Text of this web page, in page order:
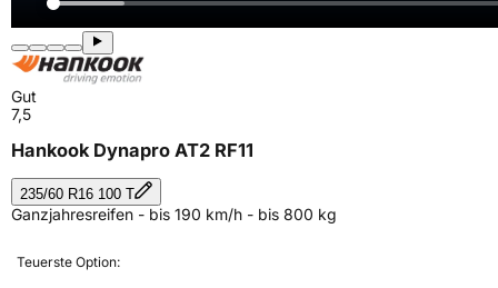
Gut
7,5
Hankook Dynapro AT2 RF11
235/60 R16 100 T
Ganzjahresreifen - bis 190 km/h - bis 800 kg
Teuerste Option: